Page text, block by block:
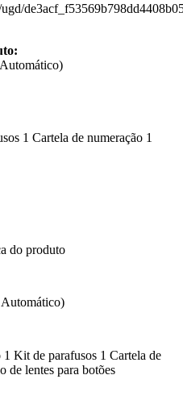
1 Cartela de numeração 1
do produto
Kit de parafusos 1 Cartela de
de lentes para botões